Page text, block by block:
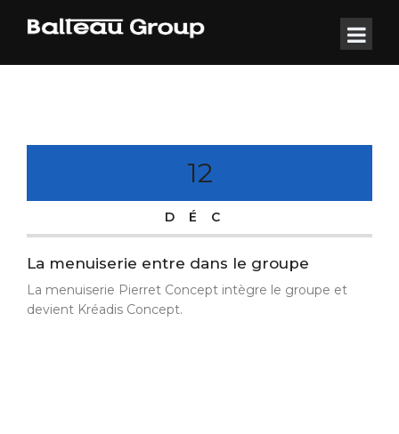
12
DÉC
La menuiserie entre dans le groupe
La menuiserie Pierret Concept intègre le groupe et
devient Kréadis Concept.